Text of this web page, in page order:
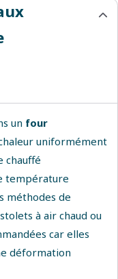
un four
uniformément
chauffé
température
méthodes de
à air chaud ou
car elles
déformation